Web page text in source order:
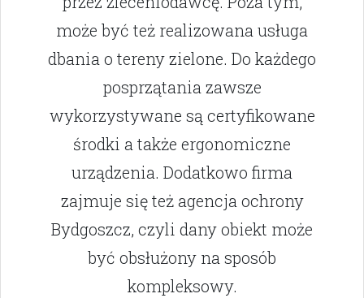
może być też realizowana usługa
dbania o tereny zielone. Do każdego
posprzątania zawsze
wykorzystywane są certyfikowane
środki a także ergonomiczne
urządzenia. Dodatkowo firma
zajmuje się też agencja ochrony
Bydgoszcz, czyli dany obiekt może
być obsłużony na sposób
kompleksowy.